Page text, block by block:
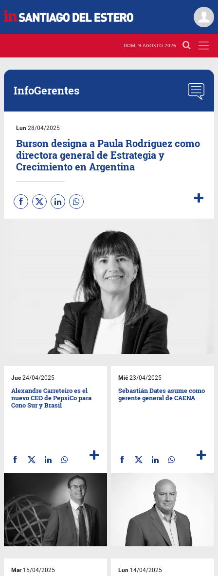
DOM. 9 AGOSTO 2026
InfoGerentes
Lun 28/04/2025
Burson designa a Paula Rodríguez como
directora general de Estrategia y
Crecimiento en Argentina
Jue24/04/2025
Alexandre Carreteiro es el
nuevo CEO de PepsiCo para
Cono Sur y Brasil
Mié23/04/2025
Sebastián Dates asume como
gerente general de CAENA
Mar15/04/2025 Lun 14/04/2025